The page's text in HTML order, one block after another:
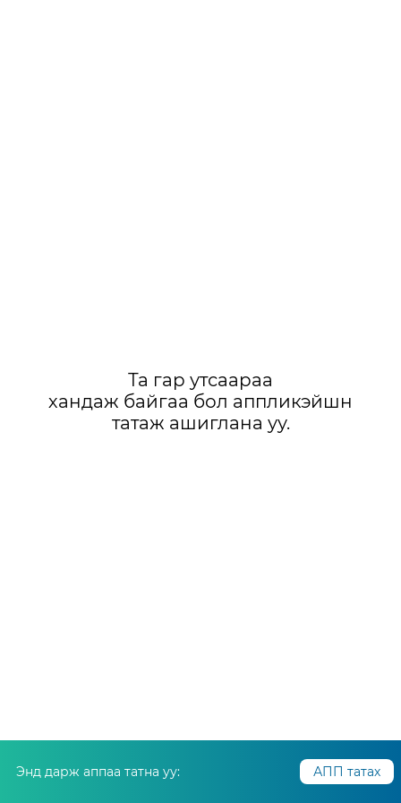
Та гар утсаараа
хандаж байгаа бол аппликэйшн
татаж ашиглана уу.
Энд дарж аппаа татна уу: АПП татах